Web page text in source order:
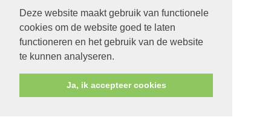
Deze website maakt gebruik van functionele
cookies om de website goed te laten
functioneren en het gebruik van de website
te kunnen analyseren.
Ja, ik accepteer cookies
Eredienst
23-08-2026 om 9.30 uur